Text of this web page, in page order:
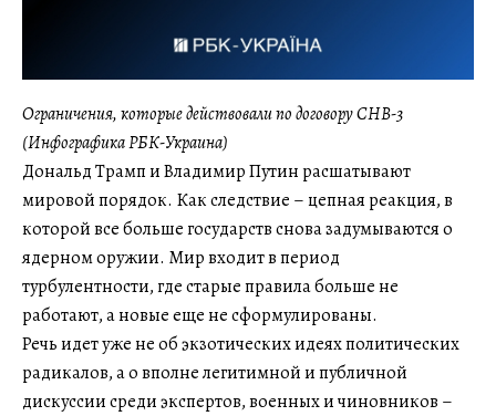
Ограничения, которые действовали по договору СНВ-3
(Инфографика РБК-Украина)
Дональд Трамп и Владимир Путин расшатывают
мировой порядок. Как следствие – цепная реакция, в
которой все больше государств снова задумываются о
ядерном оружии. Мир входит в период
турбулентности, где старые правила больше не
работают, а новые еще не сформулированы.
Речь идет уже не об экзотических идеях политических
радикалов, а о вполне легитимной и публичной
дискуссии среди экспертов, военных и чиновников –